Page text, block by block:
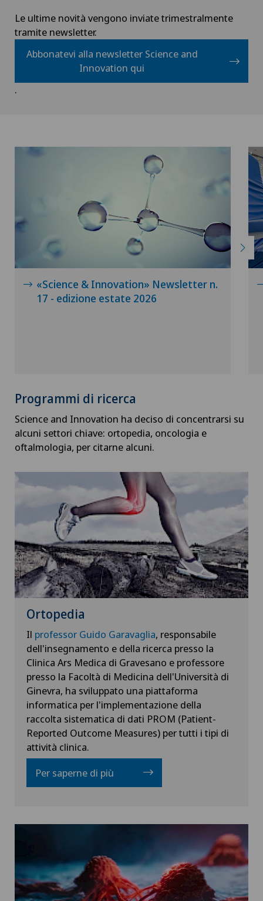
Le ultime novità vengono inviate trimestralmente
tramite newsletter.
Abbonatevi alla newsletter Science and
Innovation qui
.
«Science & Innovation» Newsletter n.
17 - edizione estate 2026
Programmi di ricerca
Science and Innovation ha deciso di concentrarsi su
alcuni settori chiave: ortopedia, oncologia e
oftalmologia, per citarne alcuni.
Ortopedia
Il professor Guido Garavaglia, responsabile
dell'insegnamento e della ricerca presso la
Clinica Ars Medica di Gravesano e professore
presso la Facoltà di Medicina dell'Università di
Ginevra, ha sviluppato una piattaforma
informatica per l'implementazione della
raccolta sistematica di dati PROM (Patient-
Reported Outcome Measures) per tutti i tipi di
attività clinica.
Per saperne di più